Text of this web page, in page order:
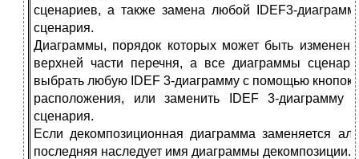
сценариев, а также замена любой IDEF3-
сценария.
Диаграммы, порядок которых может быть
верхней части перечня, а все диаграммы
выбрать любую IDEF 3-диаграмму c помощью кнопок
расположения, или заменить IDEF 3-диаграмму
сценария.
Если декомпозиционная диаграмма заменяется
последняя наследует имя диаграммы декомпозиции.